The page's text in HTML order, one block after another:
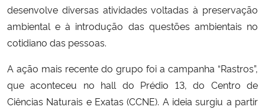
Controladoria-Geral da União
Ministério da Mulher, da Família e dos Direitos Humanos
desenvolve diversas atividades voltadas à preservação
ambiental e à introdução das questões ambientais no
cotidiano das pessoas.
A ação mais recente do grupo foi a campanha “Rastros”,
que aconteceu no hall do Prédio 13, do Centro de
Ciências Naturais e Exatas (CCNE). A ideia surgiu a partir